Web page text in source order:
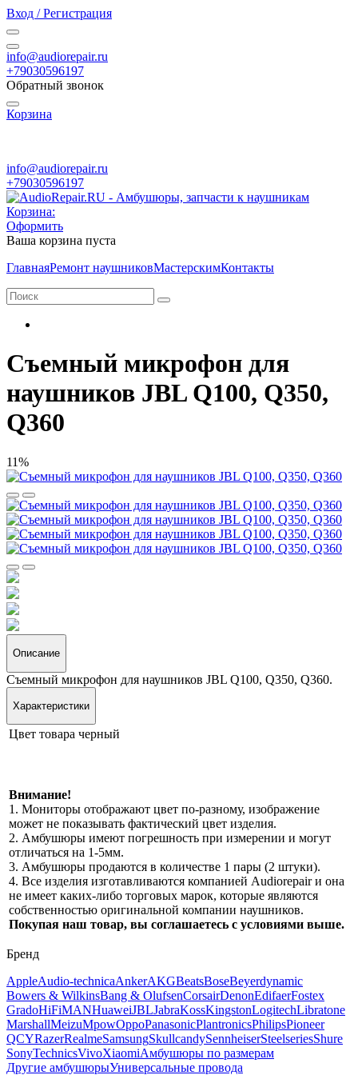
Вход / Регистрация
info@audiorepair.ru
+79030596197
Обратный звонок
Корзина
info@audiorepair.ru
+79030596197
Корзина:
Оформить
Ваша корзина пуста
ГлавнаяРемонт наушниковМастерскимКонтакты
Съемный микрофон для
наушников JBL Q100, Q350,
Q360
11%
Описание
Съемный микрофон для наушников JBL Q100, Q350, Q360.
Характеристики
Цвет товара черный
Внимание!
1. Мониторы отображают цвет по-разному, изображение
может не показывать фактический цвет изделия.
2. Амбушюры имеют погрешность при измерении и могут
отличаться на 1-5мм.
3. Амбушюры продаются в количестве 1 пары (2 штуки).
4. Все изделия изготавливаются компанией Audiorepair и она
не имеет каких-либо торговых марок, которые являются
собственностью оригинальной компании наушников.
Покупая наш товар, вы соглашаетесь с условиями выше.
Бренд
AppleAudio-technicaAnkerAKGBeatsBoseBeyerdynamic
Bowers & WilkinsBang & OlufsenCorsairDenonEdifaerFostex
GradoHiFiMANHuaweiJBLJabraKossKingstonLogitechLibratone
MarshallMeizuMpowOppoPanasonicPlantronicsPhilipsPioneer
QCYRazerRealmeSamsungSkullcandySennheiserSteelseriesShure
SonyTechnicsVivoXiaomiАмбушюры по размерам
Другие амбушюрыУниверсальные провода